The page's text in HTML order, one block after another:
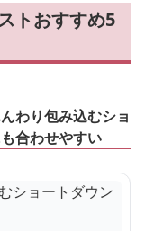
トおすすめ5
わり包み込むショ
合わせやすい